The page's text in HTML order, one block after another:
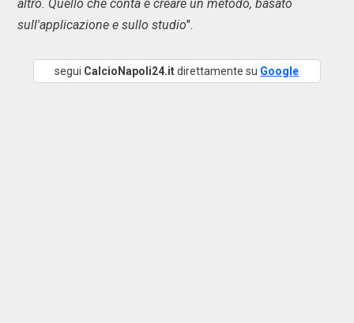
altro. Quello che conta è creare un metodo, basato
sull'applicazione e sullo studio".
segui CalcioNapoli24.itdirettamente su Google